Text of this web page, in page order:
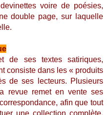
voire de poésies,
double page, sur laquelle
de ses textes satiriques,
consiste dans les « produits
de ses lecteurs. Plusieurs
revue remet en vente ses
afin que tout